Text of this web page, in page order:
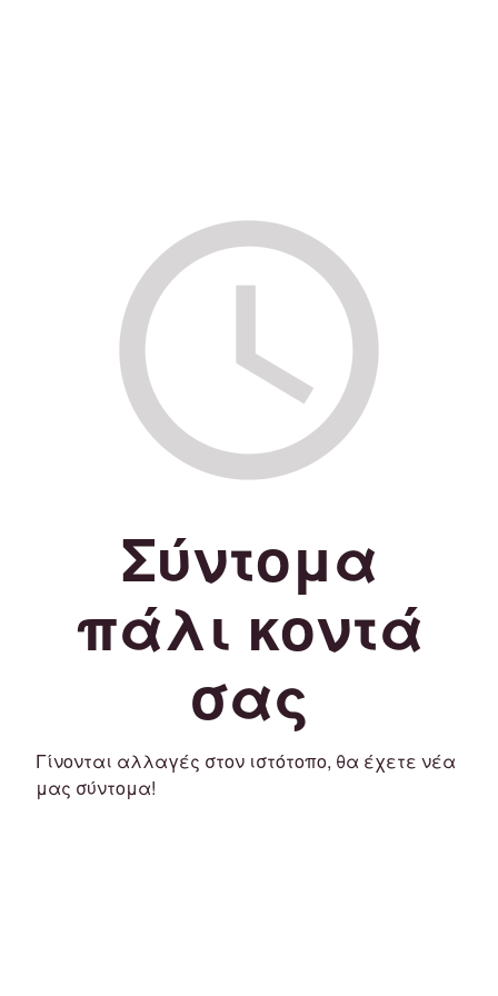
Σύντομα
πάλι κοντά
σας
Γίνονται αλλαγές στον ιστότοπο, θα έχετε νέα
μας σύντομα!